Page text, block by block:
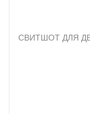
СВИТШОТ ДЛЯ